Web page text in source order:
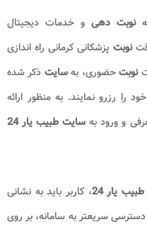
نوبت دهی و خدمات دیجیتال
نوبت پزشکانی کرمانی راه اندازی
نوبتحضوری، بهسایت ذکر شده
خود را رزرو نمایند. به منظور ارائه
و ورود به
سایت طبیب یار 24
یار 24
، کاربر باید به نشانی
سریعتر به سامانه، بر روی